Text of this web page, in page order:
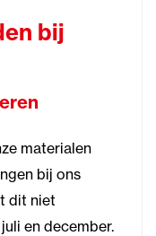
bij
materialen
bij ons
dit niet
en december.